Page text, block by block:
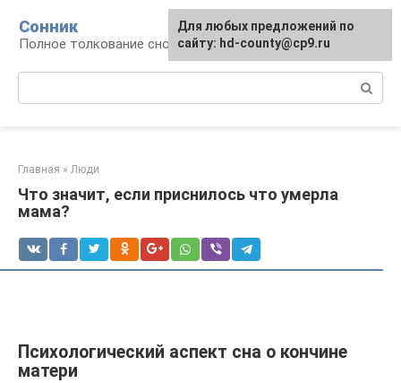
контенту
Сонник
Полное толкование снов
Главная » Люди
Что значит, если приснилось что умерла
мама?
Психологический аспект сна о кончине
матери
Для любых предложений по
сайту: hd-county@cp9.ru